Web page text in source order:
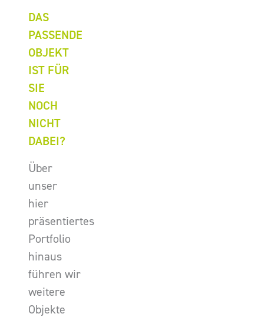
DAS
PASSENDE
OBJEKT
IST FÜR
SIE
NOCH
NICHT
DABEI?
Über
unser
hier
präsentiertes
Portfolio
hinaus
führen wir
weitere
Objekte